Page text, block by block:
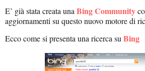
E’ già stata creata unaBing Community
aggiornamenti su questo nuovo motore di
Ecco come si presenta una ricerca su Bing